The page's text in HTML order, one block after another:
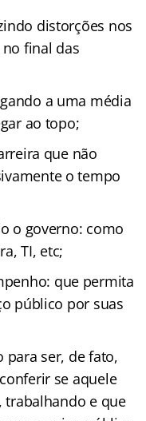
distorções nos
final das
a uma média
ao topo;
que não
o tempo
o governo: como
TI, etc;
que permita
público por suas
ser, de fato,
se aquele
trabalhando e que